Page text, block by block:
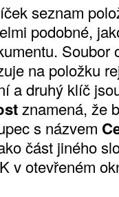
seznam
podobné,
Soubor
na položku
a druhý klíč
znamená, že
s názvem
část jiného
v otevřeném